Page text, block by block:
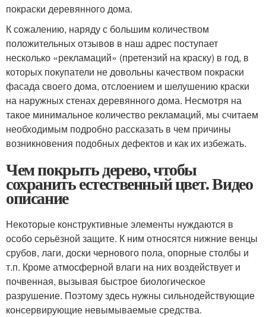
покраски деревянного дома.
К сожалению, наряду с большим количеством
положительных отзывов в наш адрес поступает
несколько «рекламаций» (претензий на краску) в год, в
которых покупатели не довольны качеством покраски
фасада своего дома, отслоением и шелушению краски
на наружных стенах деревянного дома. Несмотря на
такое минимальное количество рекламаций, мы считаем
необходимым подробно рассказать в чем причины
возникновения подобных дефектов и как их избежать.
Чем покрыть дерево, чтобы
сохранить естественный цвет. Видео
описание
Некоторые конструктивные элементы нуждаются в
особо серьёзной защите. К ним относятся нижние венцы
срубов, лаги, доски чернового пола, опорные столбы и
т.п. Кроме атмосферной влаги на них воздействует и
почвенная, вызывая быстрое биологическое
разрушение. Поэтому здесь нужны сильнодействующие
консервирующие невымываемые средства.